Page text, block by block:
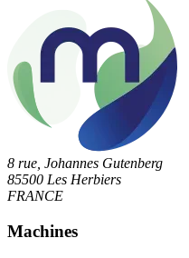
8 rue, Johannes Gutenberg
85500 Les Herbiers
FRANCE
Machines